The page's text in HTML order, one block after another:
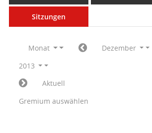
Sitzungen
Monat
Dezember
2013
Aktuell
Gremium auswählen